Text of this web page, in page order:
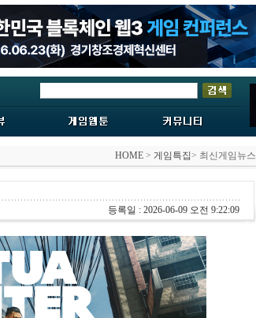
HOME > 게임특집> 최신게임뉴스
등록일 : 2026-06-09 오전 9:22:09